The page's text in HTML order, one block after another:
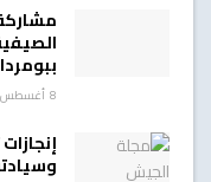
8 أغسطس، 2026